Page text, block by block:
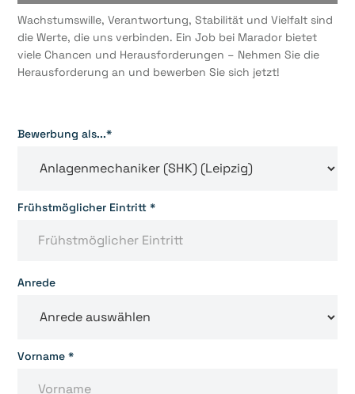
Wachstumswille, Verantwortung, Stabilität und Vielfalt sind
die Werte, die uns verbinden. Ein Job bei Marador bietet
viele Chancen und Herausforderungen – Nehmen Sie die
Herausforderung an und bewerben Sie sich jetzt!
Bewerbung als...*
Frühstmöglicher Eintritt *
Anrede
Vorname *